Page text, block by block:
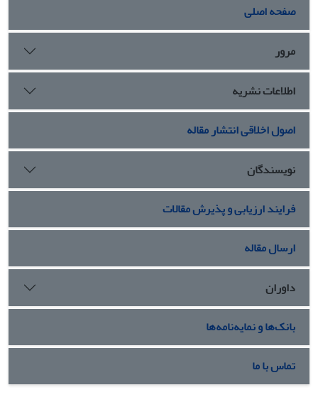
صفحه اصلی
مرور
اطلاعات نشریه
اصول اخلاقی انتشار مقاله
نویسندگان
فرایند ارزیابی و پذیرش مقالات
ارسال مقاله
داوران
بانک‌ها و نمایه‌نامه‌ها
تماس با ما